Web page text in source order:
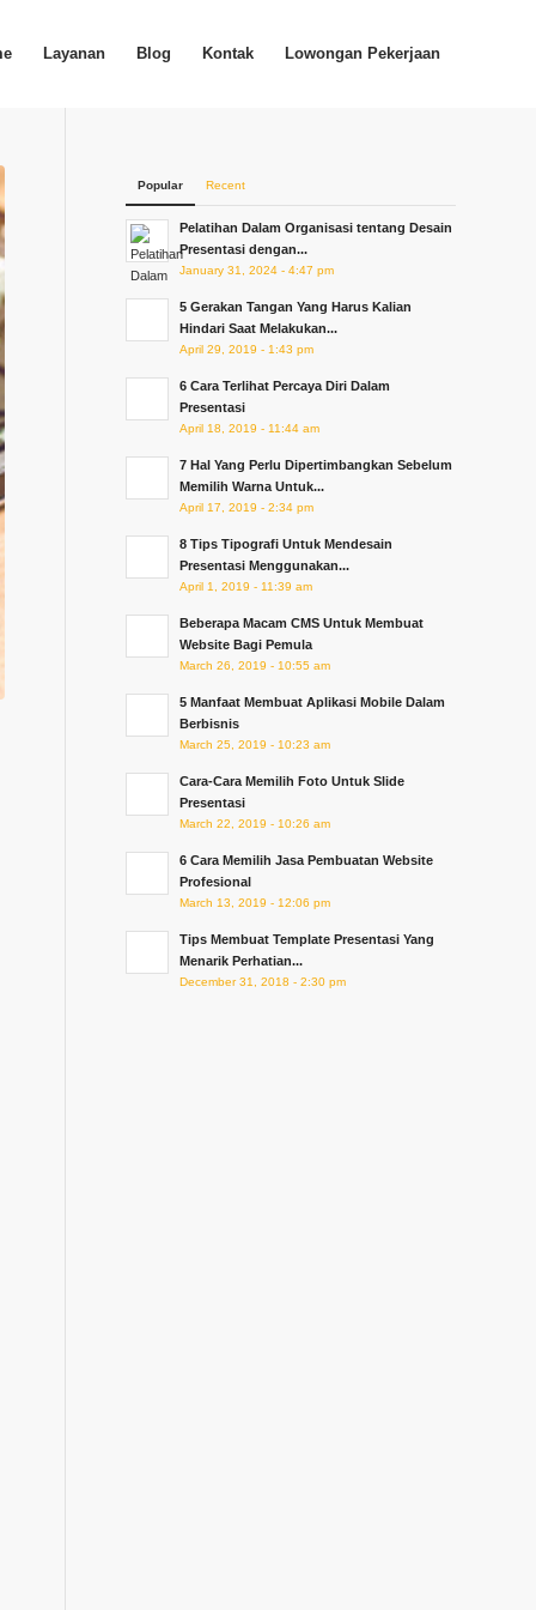
Layanan Blog Kontak Lowongan Pekerjaan
Popular Recent
Pelatihan Dalam Organisasi tentang Desain
Presentasi dengan...
January 31, 2024 - 4:47 pm
5 Gerakan Tangan Yang Harus Kalian
Hindari Saat Melakukan...
April 29, 2019 - 1:43 pm
6 Cara Terlihat Percaya Diri Dalam
Presentasi
April 18, 2019 - 11:44 am
7 Hal Yang Perlu Dipertimbangkan Sebelum
Memilih Warna Untuk...
April 17, 2019 - 2:34 pm
8 Tips Tipografi Untuk Mendesain
Presentasi Menggunakan...
April 1, 2019 - 11:39 am
Beberapa Macam CMS Untuk Membuat
Website Bagi Pemula
March 26, 2019 - 10:55 am
5 Manfaat Membuat Aplikasi Mobile Dalam
Berbisnis
March 25, 2019 - 10:23 am
Cara-Cara Memilih Foto Untuk Slide
Presentasi
March 22, 2019 - 10:26 am
6 Cara Memilih Jasa Pembuatan Website
Profesional
March 13, 2019 - 12:06 pm
Tips Membuat Template Presentasi Yang
Menarik Perhatian...
December 31, 2018 - 2:30 pm